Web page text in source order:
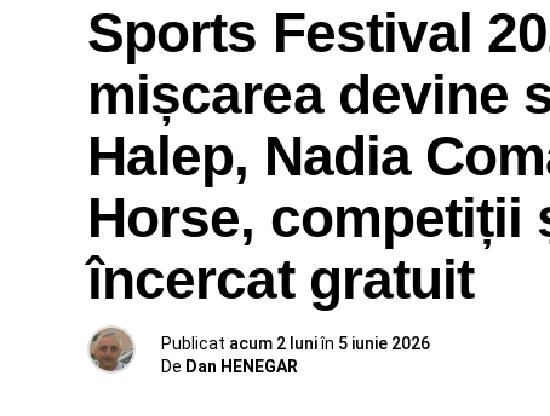
Sports Festival
mișcarea devine
Halep, Nadia
Horse, competiții
încercat gratuit
Publicat acum 2 luniîn 5 iunie 2026
De Dan HENEGAR